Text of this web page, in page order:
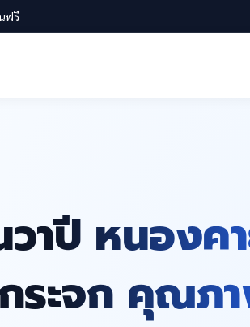
ฟรี
าปี หนองค
ระจก คุณภ